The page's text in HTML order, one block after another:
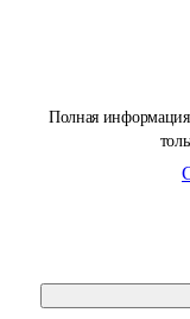
Полная информация